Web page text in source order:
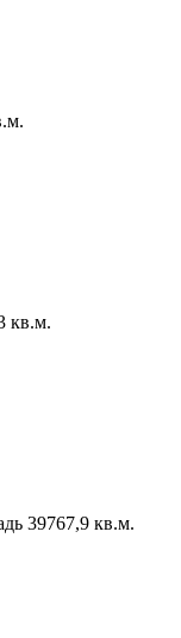
кв.м.
39767,9 кв.м.